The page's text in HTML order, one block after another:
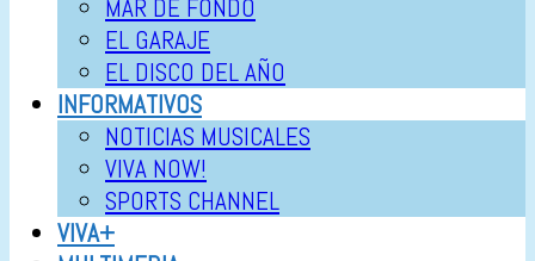
MAR DE FONDO
EL GARAJE
EL DISCO DEL AÑO
INFORMATIVOS
NOTICIAS MUSICALES
VIVA NOW!
SPORTS CHANNEL
VIVA+